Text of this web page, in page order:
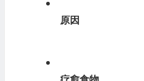
原因